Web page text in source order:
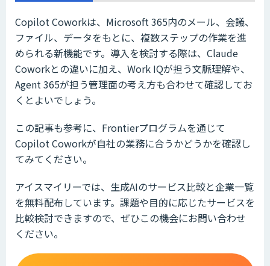
Copilot Coworkは、Microsoft 365内のメール、会議、
ファイル、データをもとに、複数ステップの作業を進
められる新機能です。導入を検討する際は、Claude
Coworkとの違いに加え、Work IQが担う文脈理解や、
Agent 365が担う管理面の考え方も合わせて確認してお
くとよいでしょう。
この記事も参考に、Frontierプログラムを通じて
Copilot Coworkが自社の業務に合うかどうかを確認し
てみてください。
アイスマイリーでは、生成AIのサービス比較と企業一覧
を無料配布しています。課題や目的に応じたサービスを
比較検討できますので、ぜひこの機会にお問い合わせ
ください。